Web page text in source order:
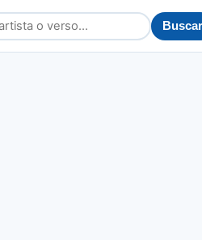
Buscar